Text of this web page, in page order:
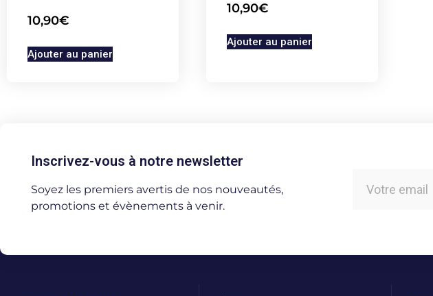
10,90€
Ajouter au panier
10,90€
Ajouter au panier
Inscrivez-vous à notre newsletter
Soyez les premiers avertis de nos nouveautés,
promotions et évènements à venir.